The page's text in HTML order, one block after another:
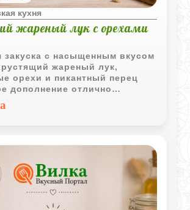
кухня
жареный лук с орехами
закуска с насыщенным вкусом
жареный лук,
орехи и пикантный перец
дополнение отлично
мясным блюдам, рису и